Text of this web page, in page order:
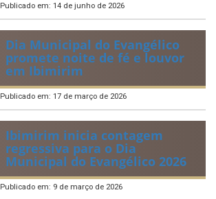
Publicado em: 14 de junho de 2026
Dia Municipal do Evangélico
promete noite de fé e louvor
em Ibimirim
Publicado em: 17 de março de 2026
Ibimirim inicia contagem
regressiva para o Dia
Municipal do Evangélico 2026
Publicado em: 9 de março de 2026